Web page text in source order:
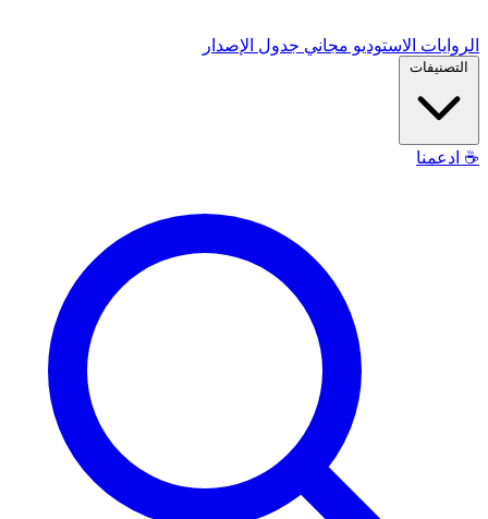
الروايات الاستوديو مجاني جدول الإصدار
التصنيفات
☕ ادعمنا